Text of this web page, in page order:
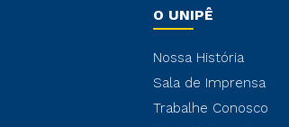
O UNIPÊ
Nossa História
Sala de Imprensa
Trabalhe Conosco